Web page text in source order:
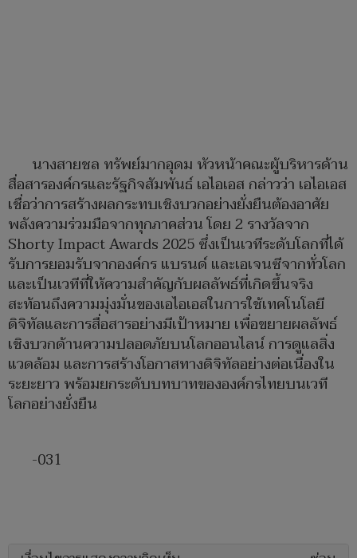
นางสายชล ทรัพย์มากอุดม หัวหน้าคณะผู้บริหารด้าน
สื่อสารองค์กรและรัฐกิจสัมพันธ์ เอไอเอส กล่าวว่า เอไอเอส
เชื่อว่าการสร้างผลกระทบเชิงบวกอย่างยั่งยืนต้องอาศัย
พลังความร่วมมือจากทุกภาคส่วน โดย 2 รางวัลจาก
Shorty Impact Awards 2025 ซึ่งเป็นเวทีระดับโลกที่ได้
รับการยอมรับจากองค์กร แบรนด์ และเอเจนซีจากทั่วโลก
และเป็นเวทีที่ให้ความสำคัญกับผลลัพธ์ที่เกิดขึ้นจริง
สะท้อนถึงความมุ่งมั่นของเอไอเอสในการใช้เทคโนโลยี
ดิจิทัลและการสื่อสารอย่างมีเป้าหมาย เพื่อขยายผลลัพธ์
เชิงบวกด้านความปลอดภัยบนโลกออนไลน์ การดูแลสิ่ง
แวดล้อม และการสร้างโอกาสทางดิจิทัลอย่างต่อเนื่องใน
ระยะยาว พร้อมยกระดับบทบาทขององค์กรไทยบนเวที
โลกอย่างยั่งยืน
-031